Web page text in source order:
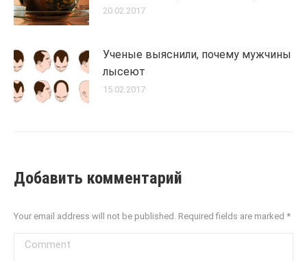
20.02.2017
Ученые выяснили, почему мужчины
лысеют
15.02.2017
Добавить комментарий
Your email address will not be published. Required fields are marked *
Comment